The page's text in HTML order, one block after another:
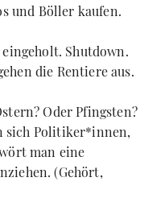
und Böller kaufen.
Shutdown.
die Rentiere aus.
Oder Pfingsten?
sich Politiker*innen,
man eine
(Gehört,